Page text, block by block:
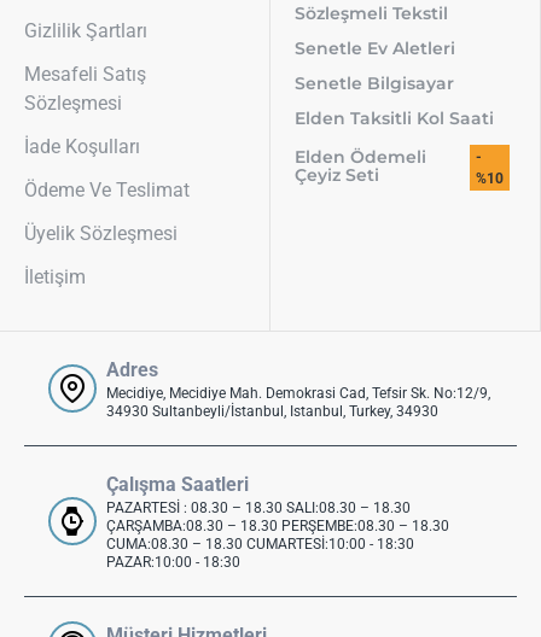
Gizlilik Şartları
Mesafeli Satış
Sözleşmesi
İade Koşulları
Ödeme Ve Teslimat
Üyelik Sözleşmesi
İletişim
Sözleşmeli Tekstil
Senetle Ev Aletleri
Senetle Bilgisayar
Elden Taksitli Kol Saati
Elden Ödemeli
Çeyiz Seti
-
%10
Adres
Mecidiye, Mecidiye Mah. Demokrasi Cad, Tefsir Sk. No:12/9,
34930 Sultanbeyli/İstanbul, Istanbul, Turkey, 34930
Çalışma Saatleri
PAZARTESİ : 08.30 – 18.30 SALI:08.30 – 18.30
ÇARŞAMBA:08.30 – 18.30 PERŞEMBE:08.30 – 18.30
CUMA:08.30 – 18.30 CUMARTESİ:10:00 - 18:30
PAZAR:10:00 - 18:30